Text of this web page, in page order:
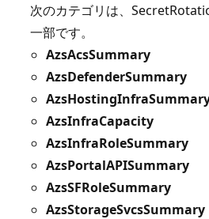
次のカテゴリは、
一部です。
AzsAcsSummary
AzsDefenderSummary
AzsInfraCapacity
AzsInfraRoleSummary
AzsPortalAPISummary
AzsSFRoleSummary
AzsStorageSvcsSummary